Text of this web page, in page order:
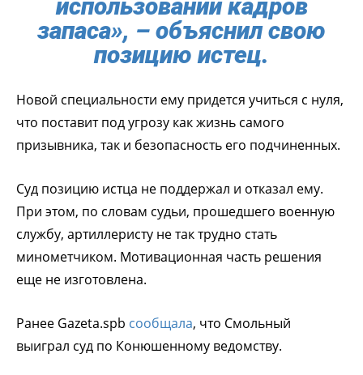
использовании кадров
запаса», – объяснил свою
позицию истец.
Новой специальности ему придется учиться с нуля,
что поставит под угрозу как жизнь самого
призывника, так и безопасность его подчиненных.
Суд позицию истца не поддержал и отказал ему.
При этом, по словам судьи, прошедшего военную
службу, артиллеристу не так трудно стать
минометчиком. Мотивационная часть решения
еще не изготовлена.
Ранее Gazeta.spb сообщала, что Смольный
выиграл суд по Конюшенному ведомству.